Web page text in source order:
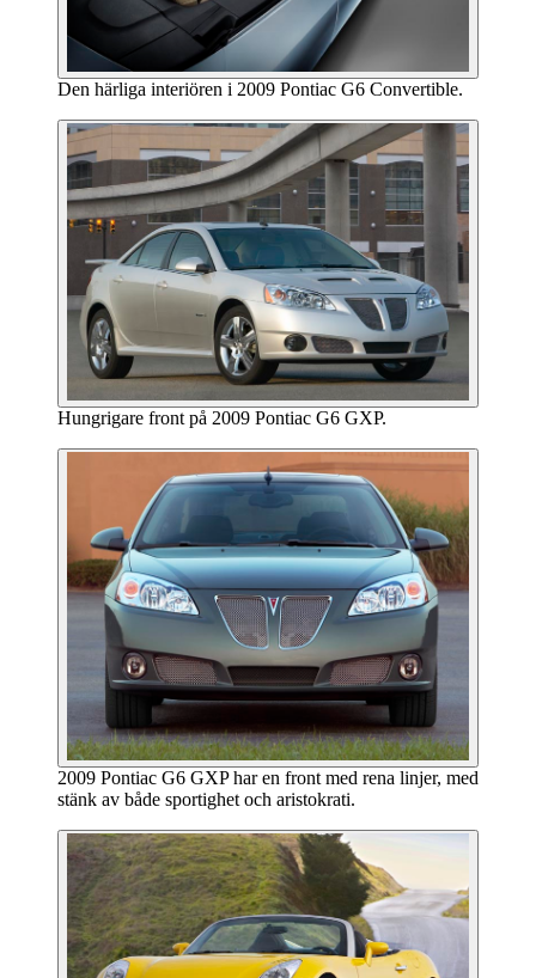
Den härliga interiören i 2009 Pontiac G6 Convertible.
Hungrigare front på 2009 Pontiac G6 GXP.
2009 Pontiac G6 GXP har en front med rena linjer, med
stänk av både sportighet och aristokrati.